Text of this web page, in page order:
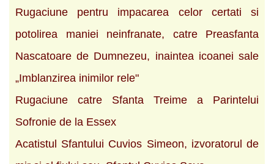
Rugaciune pentru impacarea celor certati si
potolirea maniei neinfranate, catre Preasfanta
Nascatoare de Dumnezeu, inaintea icoanei sale
„Imblanzirea inimilor rele"
Rugaciune catre Sfanta Treime a Parintelui
Sofronie de la Essex
Acatistul Sfantului Cuvios Simeon, izvoratorul de